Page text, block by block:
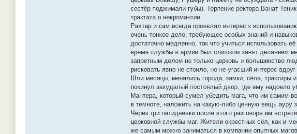
сестёр поджимали губы). Терпение ректора Ванат
трактата о некромантии.
Рахтар и сам всегда проявлял интерес к
очень тонкое дело, требующее особых знаний и
достаточно медленно, так что учиться использовать
время службы в армии был слишком занят деланием
запретным делом не только церковь и большинство
рисковать явно не стоило, но не угасший интерес
Шли месяцы, менялись города, замки, сёла, трактиры
покинул захудалый постоялый двор, где ему надоело
Мантера, который сумел убедить мага, что им самим
в темноте, наложить на какую-либо ценную вещь ауру
Через три пятидневки после этого разговора им
церковной службы маг. Жители окрестных сёл, как и
же самым можно заниматься в компании опытных